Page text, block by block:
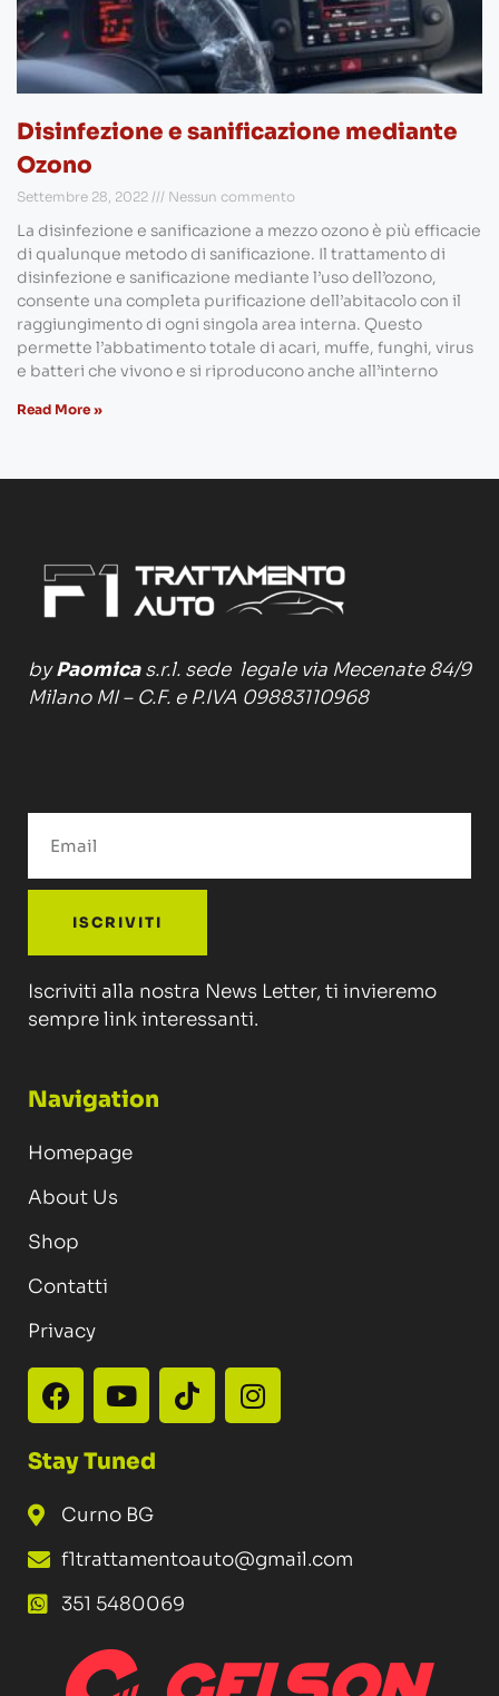
Disinfezione e sanificazione mediante
Ozono
Settembre 28, 2022 Nessun commento
La disinfezione e sanificazione a mezzo ozono è più efficacie
di qualunque metodo di sanificazione. Il trattamento di
disinfezione e sanificazione mediante l’uso dell’ozono,
consente una completa purificazione dell’abitacolo con il
raggiungimento di ogni singola area interna. Questo
permette l’abbatimento totale di acari, muffe, funghi, virus
e batteri che vivono e si riproducono anche all’interno
Read More »
byPaomicas.r.l. sede legale via Mecenate 84/9
Milano MI – C.F. e P.IVA 09883110968
ISCRIVITI
Iscriviti alla nostra News Letter, ti invieremo
sempre link interessanti.
Navigation
Homepage
About Us
Shop
Contatti
Privacy
Stay Tuned
Curno BG
f1trattamentoauto@gmail.com
351 5480069